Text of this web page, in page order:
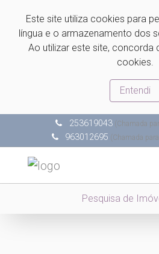
Este site utiliza cookies para
língua e o armazenamento dos
Ao utilizar este site, concorda
cookies.
Entendi
253619043(Chamada
963012695 (Chamada
Pesquisa de